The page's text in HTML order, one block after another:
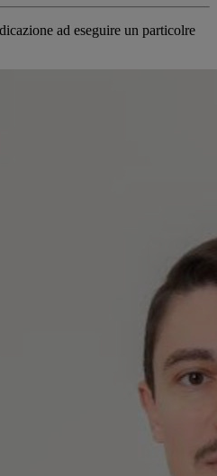
ad eseguire un particolre